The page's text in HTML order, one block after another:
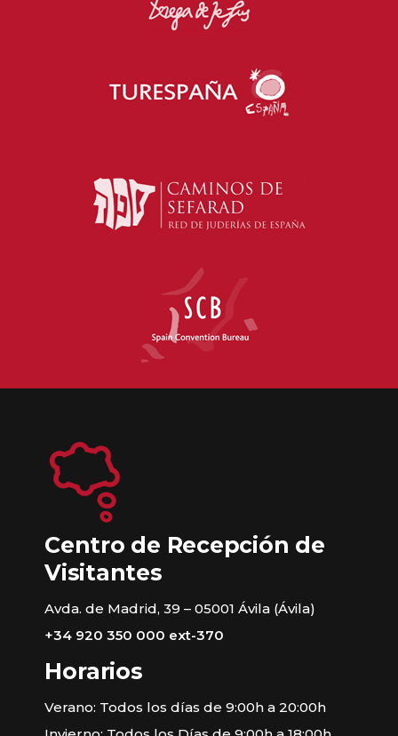
Centro de Recepción de
Visitantes
Avda. de Madrid, 39 – 05001 Ávila (Ávila)
+34 920 350 000 ext-370
Horarios
Verano: Todos los días de 9:00h a 20:00h